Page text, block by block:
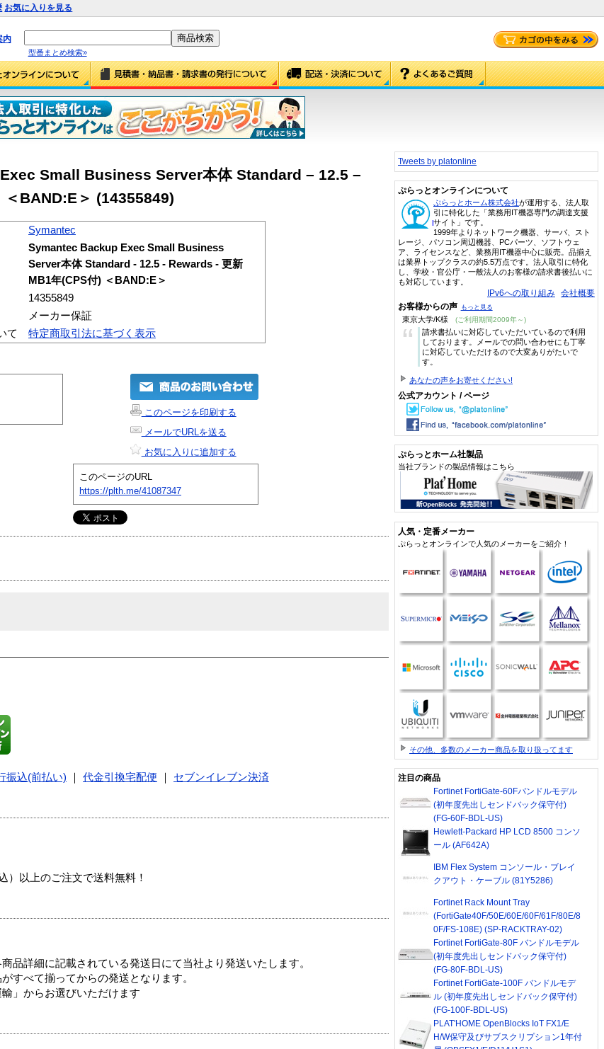
お気に入りを見る
内
型番まとめ検索»
Small Business Server本体 Standard – 12.5 –
BAND:E＞ (14355849)
Symantec
Symantec Backup Exec Small Business
Server本体 Standard - 12.5 - Rewards - 更新
MB1年(CPS付) ＜BAND:E＞
14355849
メーカー保証
て
特定商取引法に基づく表示
このページを印刷する
メールでURLを送る
お気に入りに追加する
このページのURL
https://plth.me/41087347
振込(前払い) 代金引換宅配便
セブンイレブン決済
）以上のご注文で送料無料！
品詳細に記載されている発送日にて当社より発送いたします。
すべて揃ってからの発送となります。
」からお選びいただけます
Tweets by platonline
ぷらっとオンラインについて
ぷらっとホーム株式会社が運用する、法人取
引に特化した「業務用IT機器専門の調達支援
サイト」です。
1999年よりネットワーク機器、サーバ、スト
レージ、パソコン周辺機器、PCパーツ、ソフトウェ
ア、ライセンスなど、業務用IT機器中心に販売。品揃え
は業界トップクラスの約5.5万点です。法人取引に特化
し、学校・官公庁・一般法人のお客様の請求書後払いに
も対応しています。
IPv6への取り組み 会社概要
お客様からの声 もっと見る
東京大学/K様 (ご利用期間2009年～)
“
請求書払いに対応していただいているので利用
しております。メールでの問い合わせにも丁寧
に対応していただけるので大変ありがたいで
す。
あなたの声をお寄せください!
公式アカウント / ページ
ぷらっとホーム社製品
当社ブランドの製品情報はこちら
人気・定番メーカー
ぷらっとオンラインで人気のメーカーをご紹介！
その他、多数のメーカー商品を取り扱ってます
注目の商品
Fortinet FortiGate-60Fバンドルモデル
(初年度先出しセンドバック保守付)
(FG-60F-BDL-US)
Hewlett-Packard HP LCD 8500 コンソ
ール (AF642A)
IBM Flex System コンソール・ブレイ
クアウト・ケーブル (81Y5286)
Fortinet Rack Mount Tray
(FortiGate40F/50E/60E/60F/61F/80E/8
0F/FS-108E) (SP-RACKTRAY-02)
Fortinet FortiGate-80F バンドルモデル
(初年度先出しセンドバック保守付)
(FG-80F-BDL-US)
Fortinet FortiGate-100F バンドルモデ
ル (初年度先出しセンドバック保守付)
(FG-100F-BDL-US)
PLAT'HOME OpenBlocks IoT FX1/E
H/W保守及びサブスクリプション1年付